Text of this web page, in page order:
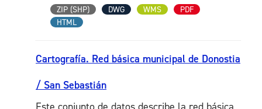
ZIP (SHP) DWG WMS
PDF
HTML
Cartografía. Red básica municipal de Donostia
/ San Sebastián